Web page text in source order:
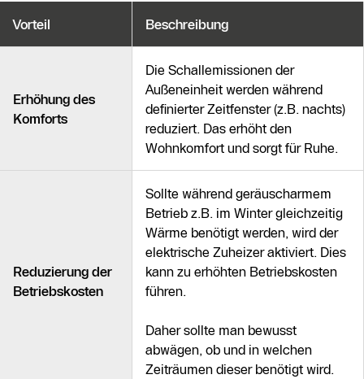
Vorteil Beschreibung
Erhöhung des
Komforts
Die Schallemissionen der
Außeneinheit werden während
definierter Zeitfenster (z.B. nachts)
reduziert. Das erhöht den
Wohnkomfort und sorgt für Ruhe.
Reduzierung der
Betriebskosten
Sollte während geräuscharmem
Betrieb z.B. im Winter gleichzeitig
Wärme benötigt werden, wird der
elektrische Zuheizer aktiviert. Dies
kann zu erhöhten Betriebskosten
führen.
Daher sollte man bewusst
abwägen, ob und in welchen
Zeiträumen dieser benötigt wird.